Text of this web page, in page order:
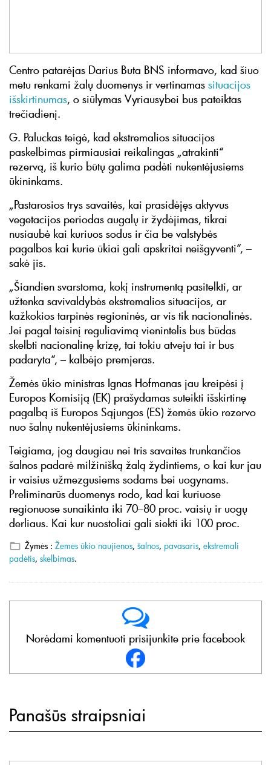
Centro patarėjas Darius Buta BNS informavo, kad šiuo
metu renkami žalų duomenys ir vertinamas situacijos
išskirtinumas, o siūlymas Vyriausybei bus pateiktas
trečiadienį.
G. Paluckas teigė, kad ekstremalios situacijos
paskelbimas pirmiausiai reikalingas „atrakinti“
rezervą, iš kurio būtų galima padėti nukentėjusiems
ūkininkams.
„Pastarosios trys savaitės, kai prasidėjęs aktyvus
vegetacijos periodas augalų ir žydėjimas, tikrai
nusiaubė kai kuriuos sodus ir čia be valstybės
pagalbos kai kurie ūkiai gali apskritai neišgyventi“, –
sakė jis.
„Šiandien svarstoma, kokį instrumentą pasitelkti, ar
užtenka savivaldybės ekstremalios situacijos, ar
kažkokios tarpinės regioninės, ar vis tik nacionalinės.
Jei pagal teisinį reguliavimą vienintelis bus būdas
skelbti nacionalinę krizę, tai tokiu atveju tai ir bus
padaryta“, – kalbėjo premjeras.
Žemės ūkio ministras Ignas Hofmanas jau kreipėsi į
Europos Komisiją (EK) prašydamas suteikti išskirtinę
pagalbą iš Europos Sąjungos (ES) žemės ūkio rezervo
nuo šalnų nukentėjusiems ūkininkams.
Teigiama, jog daugiau nei tris savaites trunkančios
šalnos padarė milžinišką žalą žydintiems, o kai kur jau
ir vaisius užmezgusiems sodams bei uogynams.
Preliminarūs duomenys rodo, kad kai kuriuose
regionuose sunaikinta iki 70–80 proc. vaisių ir uogų
derliaus. Kai kur nuostoliai gali siekti iki 100 proc.
Žymės : Žemės ūkio naujienos, šalnos, pavasaris, ekstremali
padėtis, skelbimas.
Norėdami komentuoti prisijunkite prie facebook
Panašūs straipsniai